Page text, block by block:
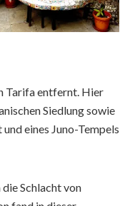
Tarifa entfernt. Hier
Siedlung sowie
eines Juno-Tempels
Schlacht von